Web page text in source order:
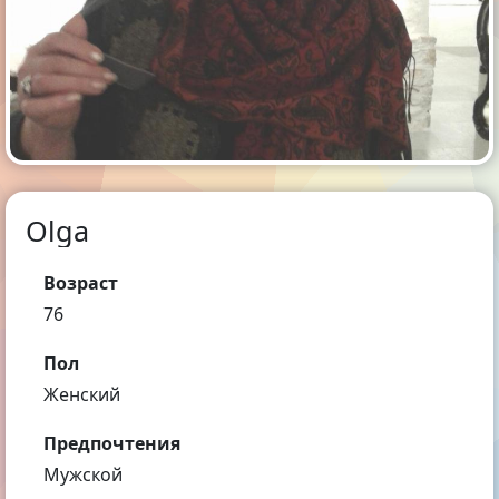
Olga
Возраст
76
Пол
Женский
Предпочтения
Мужской